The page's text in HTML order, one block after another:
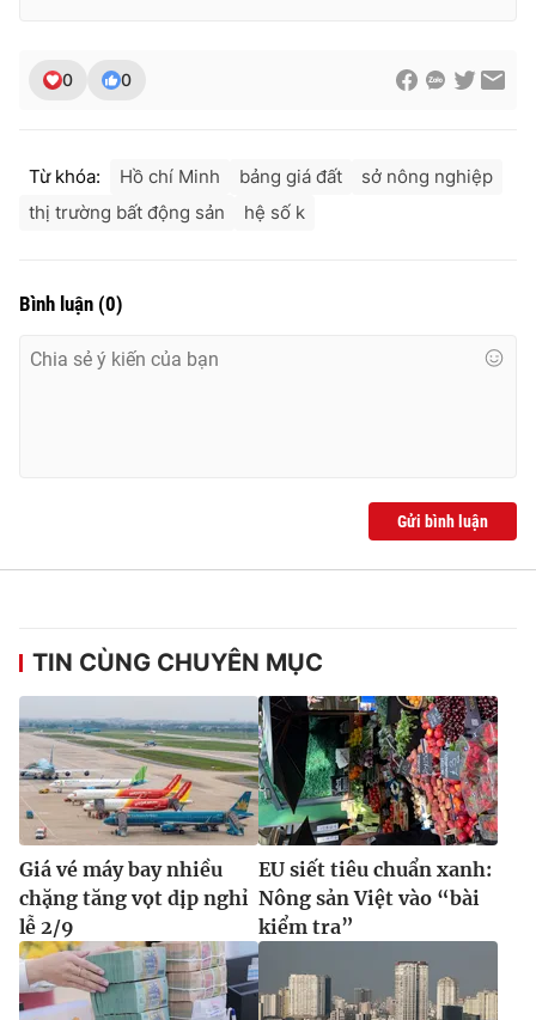
0 0
Từ khóa: Hồ chí Minh bảng giá đất
sở nông nghiệp
thị trường bất động sản
hệ số k
Bình luận (0)
Gửi bình luận
TIN CÙNG CHUYÊN MỤC
Giá vé máy bay nhiều
chặng tăng vọt dịp nghỉ
lễ 2/9
EU siết tiêu chuẩn xanh:
Nông sản Việt vào “bài
kiểm tra”